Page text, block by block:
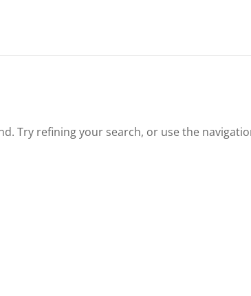
Try refining your search, or use the